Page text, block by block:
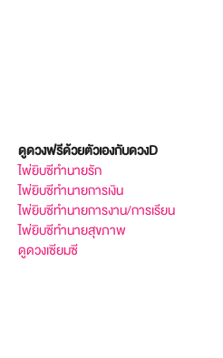
ดูดวงฟรีด้วยตัวเองกับดวงD
ไพ่ยิบซีทำนายรัก
ไพ่ยิบซีทำนายการเงิน
ไพ่ยิบซีทำนายการงาน/การเรียน
ไพ่ยิบซีทำนายสุขภาพ
ดูดวงเซียมซี